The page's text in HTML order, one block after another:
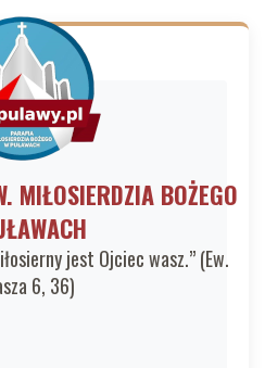
MIŁOSIERDZIA BOŻEGO
jest Ojciec wasz.” (Ew.
6, 36)